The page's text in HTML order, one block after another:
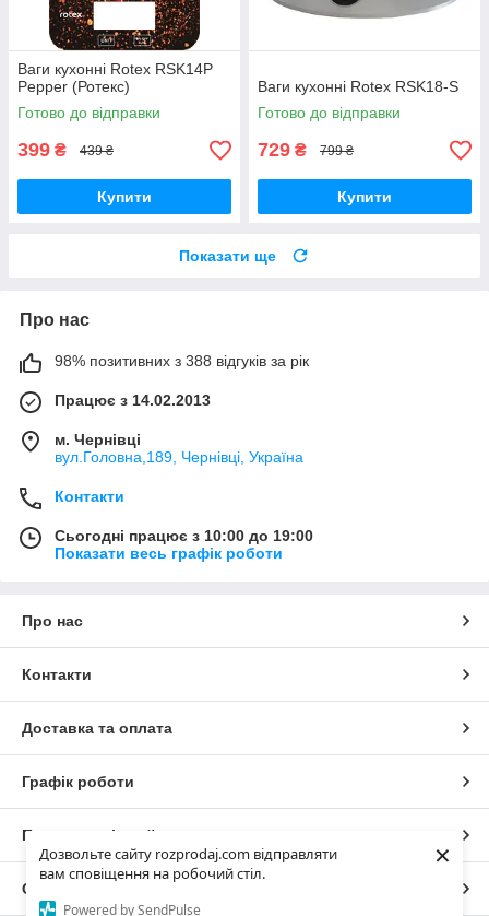
Дозвольте сайту rozprodaj.com відправляти
вам сповіщення на робочий стіл.
Powered by SendPulse
×
Ваги кухонні Rotex RSK14P
Pepper (Ротекс)
Готово до відправки
399 ₴ 439 ₴
Купити
Ваги кухонні Rotex RSK18-S
Готово до відправки
729 ₴ 799 ₴
Купити
Показати ще
Про нас
98% позитивних з 388 відгуків за рік
Працює з 14.02.2013
м. Чернівці
вул.Головна,189, Чернівці, Україна
Контакти
Сьогодні працює з 10:00 до 19:00
Показати весь графік роботи
Про нас
Контакти
Доставка та оплата
Графік роботи
Повна версія сайту
Сайт створено на маркетплейсі